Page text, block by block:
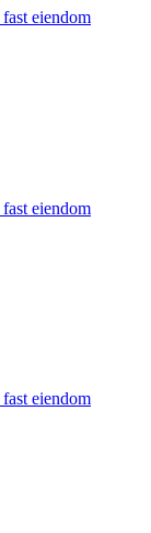
eiendom
eiendom
eiendom